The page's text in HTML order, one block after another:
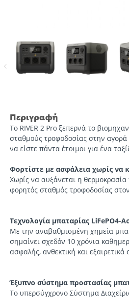
Περιγραφή
Το RIVER 2 Pro ξεπερνά το
σταθμούς τροφοδοσίας στην αγορά
να είστε πάντα έτοιμοι για ένα
Φορτίστε με ασφάλεια χωρίς να
Χωρίς να αυξάνεται η
φορητός σταθμός τροφοδοσίας
Τεχνολογία μπαταρίας LiFePO4-
Με την αναβαθμισμένη χημεία
σημαίνει σχεδόν 10 χρόνια
ασφαλής, ανθεκτική και
Έξυπνο σύστημα προστασίας
Το υπερσύγχρονο Σύστημα